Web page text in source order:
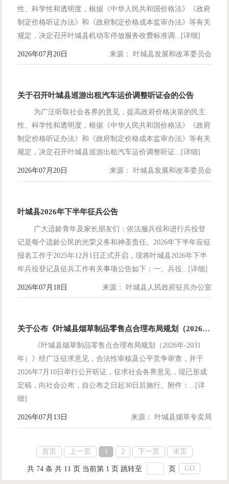
性、科学性和透明度，根据《中华人民共和国价格法》《政府
制定价格听证办法》和《政府制定价格成本监审办法》等有关
规定，决定召开叶城县机动车停放服务收费标准调...[详细]
2026年07月20日 来源： 叶城县发展和改革委员会
关于召开叶城县巡游出租汽车运价调整听证会的公告
为广泛听取社会各界的意见，提高政府价格决策的民主
性、科学性和透明度，根据《中华人民共和国价格法》《政府
制定价格听证办法》和《政府制定价格成本监审办法》等有关
规定，决定召开叶城县巡游出租汽车运价调整听证...[详细]
2026年07月20日 来源： 叶城县发展和改革委员会
叶城县2026年下半年征兵公告
广大适龄青年及家长朋友们：依法服兵役和进行兵役登
记是每个适龄公民的光荣义务和神圣责任。2026年下半年应征
报名工作于2025年12月1日正式开启，现将叶城县2026年下半
年兵役登记及征兵工作有关事项公告如下：一、兵役...[详细]
2026年07月18日 来源： 叶城县人民政府征兵办公室
关于公布《叶城县烟草制品零售点合理布局规划（2026年-2031年）》的公告
《叶城县烟草制品零售点合理布局规划（2026年-2031
年）》经广泛征求意见，合法性审核及公平竞争审查，并于
2026年7月10日举行公开听证，征求社会各界意见，现已形成
定稿，向社会公布，自公布之日起30日后施行。附件：...[详
细]
2026年07月13日 来源： 叶城县烟草专卖局
首页 上一页 1 2 下一页 末页
共 74 条 共 11 页 当前第 1 页 跳转至 页 GO